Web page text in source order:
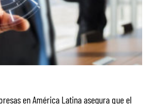
en América Latina asegura que el